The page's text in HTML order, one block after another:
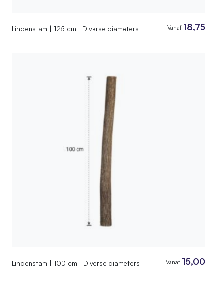
Lindenstam | 125 cm | Diverse diameters Vanaf 18,75
Lindenstam | 100 cm | Diverse diameters Vanaf 15,00